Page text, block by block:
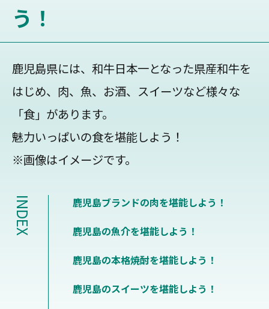
う！
鹿児島県には、和牛日本一となった県産和牛を
はじめ、肉、魚、お酒、スイーツなど様々な
「食」があります。
魅力いっぱいの食を堪能しよう！
※画像はイメージです。
INDEX
鹿児島ブランドの肉を堪能しよう！
鹿児島の魚介を堪能しよう！
鹿児島の本格焼酎を堪能しよう！
鹿児島のスイーツを堪能しよう！